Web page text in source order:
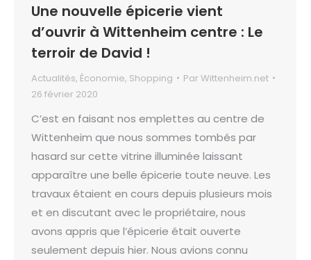
Une nouvelle épicerie vient
d’ouvrir à Wittenheim centre : Le
terroir de David !
Actualités, Économie, Shopping Par Wittenheim.net
26 février 2020
C’est en faisant nos emplettes au centre de
Wittenheim que nous sommes tombés par
hasard sur cette vitrine illuminée laissant
apparaître une belle épicerie toute neuve. Les
travaux étaient en cours depuis plusieurs mois
et en discutant avec le propriétaire, nous
avons appris que l’épicerie était ouverte
seulement depuis hier. Nous avions connu